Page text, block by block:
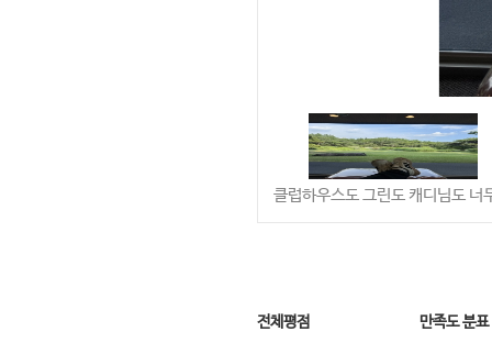
클럽하우스도 그린도 캐디님도 너
전체평점 만족도 분